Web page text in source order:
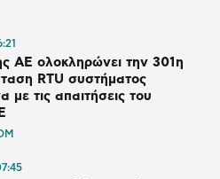
ΑΕ ολοκληρώνει την 301η
RTU συστήματος
με τις απαιτήσεις του